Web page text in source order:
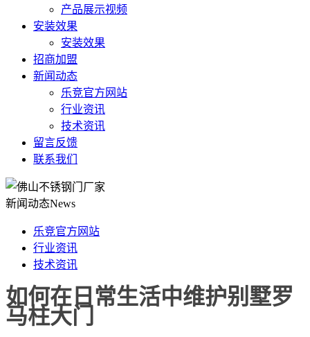
产品展示视频
安装效果
安装效果
招商加盟
新闻动态
乐竞官方网站
行业资讯
技术资讯
留言反馈
联系我们
新闻动态News
乐竞官方网站
行业资讯
技术资讯
如何在日常生活中维护别墅罗
马柱大门